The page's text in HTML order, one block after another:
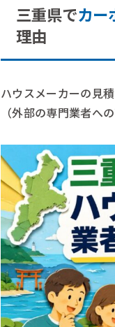
三重県でカー
理由
ハウスメーカーの見
（外部の専門業者へ